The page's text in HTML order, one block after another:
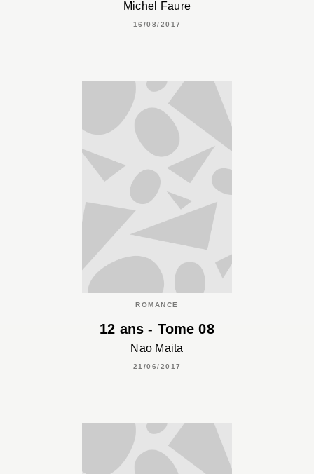
Michel Faure
16/08/2017
ROMANCE
12 ans - Tome 08
Nao Maita
21/06/2017